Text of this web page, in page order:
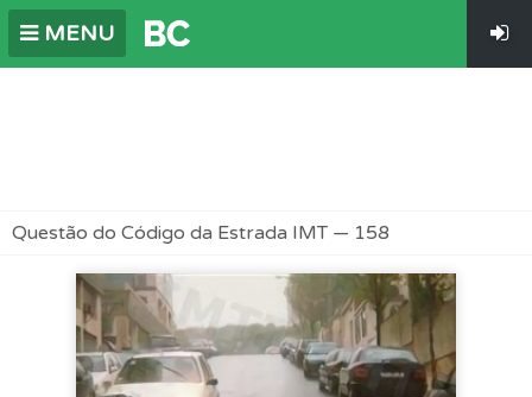
MENU
Questão do Código da Estrada IMT — 158